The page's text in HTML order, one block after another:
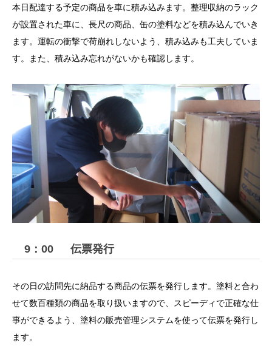
本日配達する予定の商品を車に積み込みます。整理収納のラック
が設置された車に、長尺の商品、缶の塗料などを積み込んでいき
ます。運転の衝撃で荷崩れしないよう、積み込みも工夫していま
す。また、積み込み忘れがないかも確認します。
9：00 伝票発行
その日の訪問先に納品する商品の伝票を発行します。塗料と合わ
せて数百種類の商品を取り扱いますので、スピーディで正確な仕
事ができるよう、塗料の販売管理システムを使って伝票を発行し
ます。